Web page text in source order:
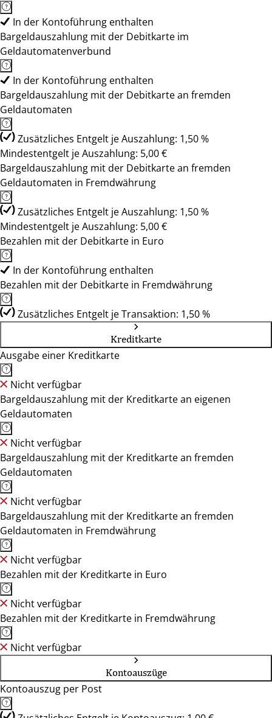
In der Kontoführung enthalten
Bargeldauszahlung mit der Debitkarte im
Geldautomatenverbund
In der Kontoführung enthalten
Bargeldauszahlung mit der Debitkarte an fremden
Geldautomaten
Zusätzliches Entgelt je Auszahlung: 1,50 %
Mindestentgelt je Auszahlung: 5,00 €
Bargeldauszahlung mit der Debitkarte an fremden
Geldautomaten in Fremdwährung
Zusätzliches Entgelt je Auszahlung: 1,50 %
Mindestentgelt je Auszahlung: 5,00 €
Bezahlen mit der Debitkarte in Euro
In der Kontoführung enthalten
Bezahlen mit der Debitkarte in Fremdwährung
Zusätzliches Entgelt je Transaktion: 1,50 %
Kreditkarte
Ausgabe einer Kreditkarte
Nicht verfügbar
Bargeldauszahlung mit der Kreditkarte an eigenen
Geldautomaten
Nicht verfügbar
Bargeldauszahlung mit der Kreditkarte an fremden
Geldautomaten
Nicht verfügbar
Bargeldauszahlung mit der Kreditkarte an fremden
Geldautomaten in Fremdwährung
Nicht verfügbar
Bezahlen mit der Kreditkarte in Euro
Nicht verfügbar
Bezahlen mit der Kreditkarte in Fremdwährung
Nicht verfügbar
Kontoauszüge
Kontoauszug per Post